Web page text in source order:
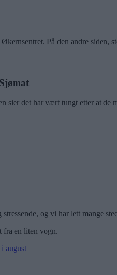
På den andre siden,
sier det har vært tungt etter at
og vi har lett mange
fra en liten vogn.
august